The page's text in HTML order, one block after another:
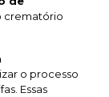
crematório
o processo
Essas